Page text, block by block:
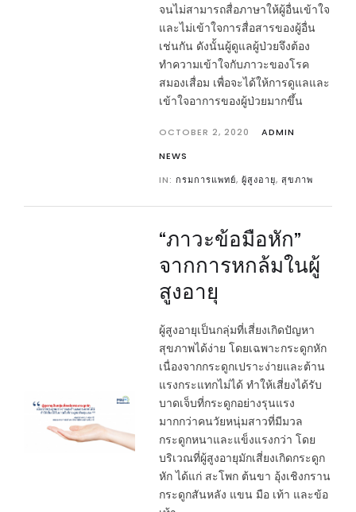
จนไม่สามารถสื่อภาษาให้ผู้อื่นเข้าใจ
และไม่เข้าใจการสื่อสารของผู้อื่น
เช่นกัน ดังนั้นผู้ดูแลผู้ป่วยจึงต้อง
ทำความเข้าใจกับภาวะของโรค
สมองเสื่อม เพื่อจะได้ให้การดูแลและ
เข้าใจอาการของผู้ป่วยมากขึ้น
OCTOBER 2, 2020
ADMIN
NEWS
IN: กรมการแพทย์, ผู้สูงอายุ, สุขภาพ
“ภาวะข้อมือหัก”
จากการหกล้มในผู้
สูงอายุ
ผู้สูงอายุเป็นกลุ่มที่เสี่ยงเกิดปัญหา
สุขภาพได้ง่าย โดยเฉพาะกระดูกหัก
เนื่องจากกระดูกเปราะง่ายและต้าน
แรงกระแทกไม่ได้ ทำให้เสี่ยงได้รับ
บาดเจ็บที่กระดูกอย่างรุนแรง
มากกว่าคนวัยหนุ่มสาวที่มีมวล
กระดูกหนาและแข็งแรงกว่า โดย
บริเวณที่ผู้สูงอายุมักเสี่ยงเกิดกระดูก
หัก ได้แก่ สะโพก ต้นขา อุ้งเชิงกราน
กระดูกสันหลัง แขน มือ เท้า และข้อ